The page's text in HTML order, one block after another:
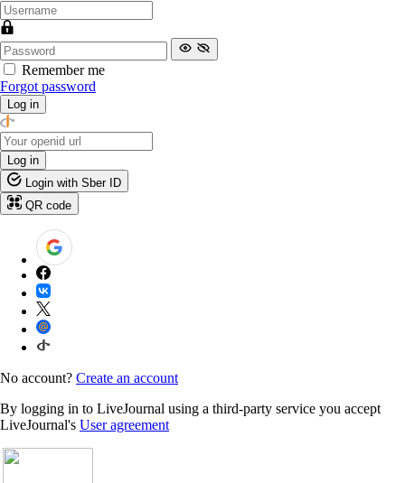
Remember me
Forgot password
Log in
Log in
Login with Sber ID
QR code
No account? Create an account
By logging in to LiveJournal using a third-party service you accept
LiveJournal's User agreement